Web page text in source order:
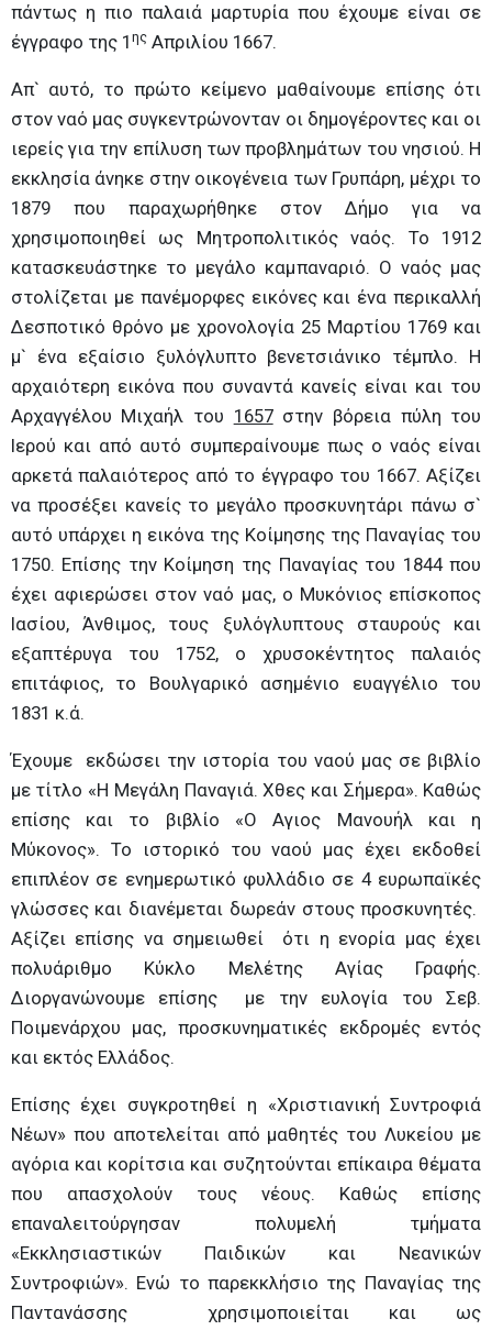
πάντως η πιο παλαιά μαρτυρία που έχουμε είναι σε
έγγραφο της 1 ηςΑπριλίου 1667.
Απ` αυτό, το πρώτο κείμενο μαθαίνουμε επίσης ότι
στον ναό μας συγκεντρώνονταν οι δημογέροντες και οι
ιερείς για την επίλυση των προβλημάτων του νησιού. Η
εκκλησία άνηκε στην οικογένεια των Γρυπάρη, μέχρι το
1879 που παραχωρήθηκε στον Δήμο για να
χρησιμοποιηθεί ως Μητροπολιτικός ναός. Το 1912
κατασκευάστηκε το μεγάλο καμπαναριό. Ο ναός μας
στολίζεται με πανέμορφες εικόνες και ένα περικαλλή
Δεσποτικό θρόνο με χρονολογία 25 Μαρτίου 1769 και
μ` ένα εξαίσιο ξυλόγλυπτο βενετσιάνικο τέμπλο. Η
αρχαιότερη εικόνα που συναντά κανείς είναι και του
Αρχαγγέλου Μιχαήλ του 1657στην βόρεια πύλη του
Ιερού και από αυτό συμπεραίνουμε πως ο ναός είναι
αρκετά παλαιότερος από το έγγραφο του 1667. Αξίζει
να προσέξει κανείς το μεγάλο προσκυνητάρι πάνω σ`
αυτό υπάρχει η εικόνα της Κοίμησης της Παναγίας του
1750. Επίσης την Κοίμηση της Παναγίας του 1844 που
έχει αφιερώσει στον ναό μας, ο Μυκόνιος επίσκοπος
Ιασίου, Άνθιμος, τους ξυλόγλυπτους σταυρούς και
εξαπτέρυγα του 1752, ο χρυσοκέντητος παλαιός
επιτάφιος, το Βουλγαρικό ασημένιο ευαγγέλιο του
1831 κ.ά.
Έχουμε εκδώσει την ιστορία του ναού μας σε βιβλίο
με τίτλο «Η Μεγάλη Παναγιά. Χθες και Σήμερα». Καθώς
επίσης και το βιβλίο «Ο Αγιος Μανουήλ και η
Μύκονος». Το ιστορικό του ναού μας έχει εκδοθεί
επιπλέον σε ενημερωτικό φυλλάδιο σε 4 ευρωπαϊκές
γλώσσες και διανέμεται δωρεάν στους προσκυνητές.
Αξίζει επίσης να σημειωθεί ότι η ενορία μας έχει
πολυάριθμο Κύκλο Μελέτης Αγίας Γραφής.
Διοργανώνουμε επίσης με την ευλογία του Σεβ.
Ποιμενάρχου μας, προσκυνηματικές εκδρομές εντός
και εκτός Ελλάδος.
Επίσης έχει συγκροτηθεί η «Χριστιανική Συντροφιά
Νέων» που αποτελείται από μαθητές του Λυκείου με
αγόρια και κορίτσια και συζητούνται επίκαιρα θέματα
που απασχολούν τους νέους. Καθώς επίσης
επαναλειτούργησαν πολυμελή τμήματα
«Εκκλησιαστικών Παιδικών και Νεανικών
Συντροφιών». Ενώ το παρεκκλήσιο της Παναγίας της
Παντανάσσης χρησιμοποιείται και ως